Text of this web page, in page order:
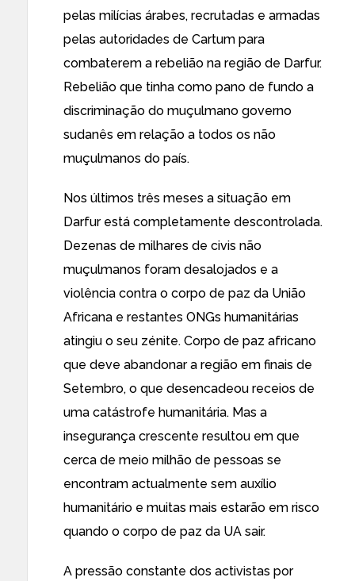
pelas milícias árabes, recrutadas e armadas
pelas autoridades de Cartum para
combaterem a rebelião na região de Darfur.
Rebelião que tinha como pano de fundo a
discriminação do muçulmano governo
sudanês em relação a todos os não
muçulmanos do país.
Nos últimos três meses a situação em
Darfur está completamente descontrolada.
Dezenas de milhares de civis não
muçulmanos foram desalojados e a
violência contra o corpo de paz da União
Africana e restantes ONGs humanitárias
atingiu o seu zénite. Corpo de paz africano
que deve abandonar a região em finais de
Setembro, o que desencadeou receios de
uma catástrofe humanitária. Mas a
insegurança crescente resultou em que
cerca de meio milhão de pessoas se
encontram actualmente sem auxílio
humanitário e muitas mais estarão em risco
quando o corpo de paz da UA sair.
A pressão constante dos activistas por